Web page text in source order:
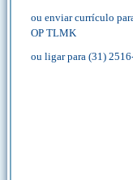
ou enviar currículo
OP TLMK
ou ligar para (31)